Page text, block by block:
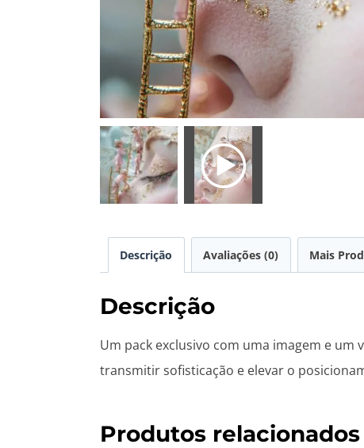
Descrição Avaliações (0) Mais
Descrição
Um pack exclusivo com uma imagem e
transmitir sofisticação e elevar o
Produtos relacionados